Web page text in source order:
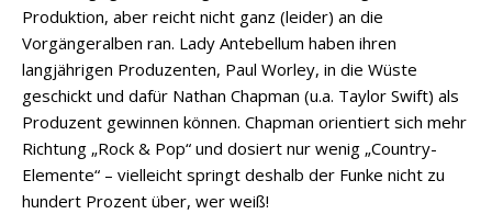
Produktion, aber reicht nicht ganz (leider) an die
Vorgängeralben ran. Lady Antebellum haben ihren
langjährigen Produzenten, Paul Worley, in die Wüste
geschickt und dafür Nathan Chapman (u.a. Taylor Swift) als
Produzent gewinnen können. Chapman orientiert sich mehr
Richtung „Rock & Pop“ und dosiert nur wenig „Country-
Elemente“ – vielleicht springt deshalb der Funke nicht zu
hundert Prozent über, wer weiß!